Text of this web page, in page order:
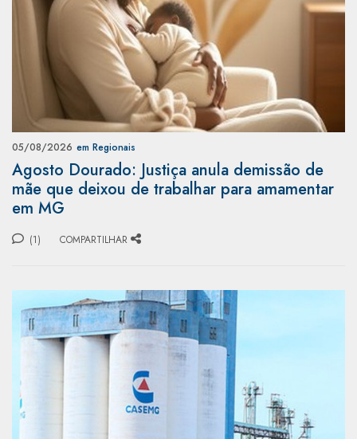
05/08/2026 em Regionais
Agosto Dourado: Justiça anula demissão de
mãe que deixou de trabalhar para amamentar
em MG
(1) COMPARTILHAR